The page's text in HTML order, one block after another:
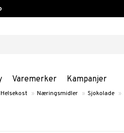
Varemerker Kampanjer
Helsekost » Næringsmidler » Sjokolade »